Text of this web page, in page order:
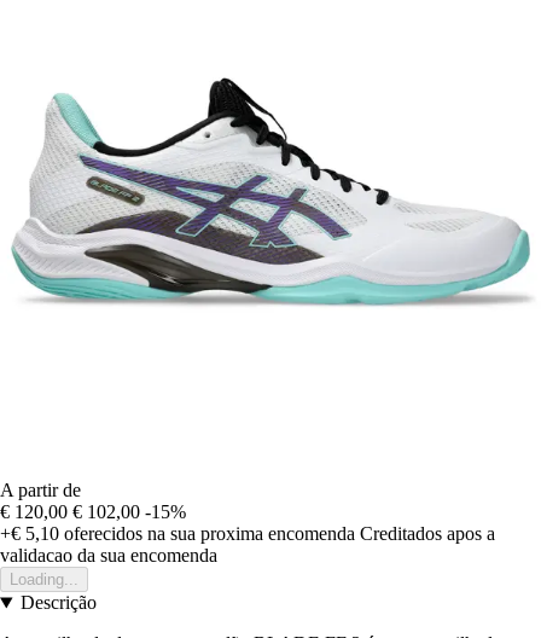
A partir de
€ 120,00 € 102,00 -15%
+€ 5,10 oferecidos na sua proxima encomenda Creditados apos a
validacao da sua encomenda
Loading...
Descrição